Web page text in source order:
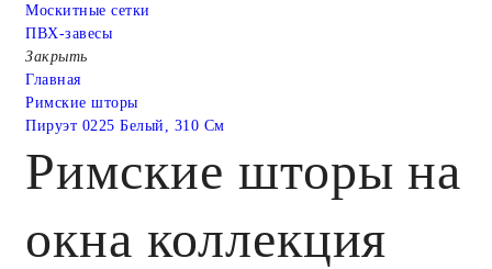
Москитные сетки
ПВХ-завесы
Закрыть
Главная
Римские шторы
Пируэт 0225 Белый, 310 См
Римские шторы на
окна коллекция